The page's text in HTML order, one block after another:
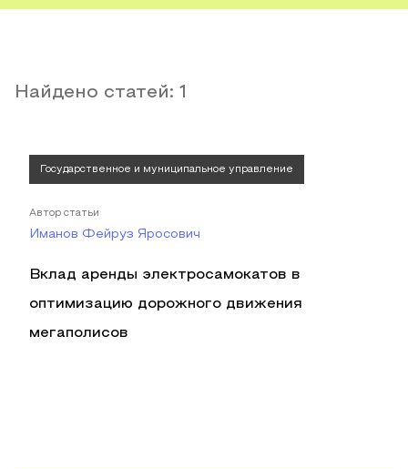
Найдено статей: 1
Государственное и муниципальное управление
Автор статьи
Иманов Фейруз Яросович
Вклад аренды электросамокатов в
оптимизацию дорожного движения
мегаполисов